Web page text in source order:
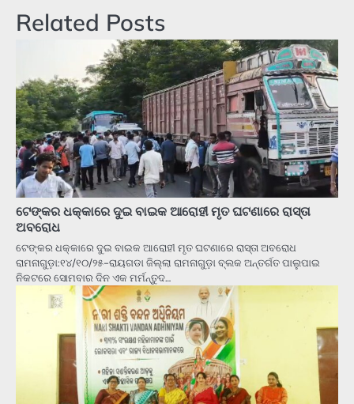
Related Posts
ଟେଙ୍କର ଧକ୍କାରେ ଦୁଇ ବାଇକ ଆରୋହୀ ମୃତ ଘଟଣାରେ ରାସ୍ତା
ଅବରୋଧ
ଟେଙ୍କର ଧକ୍କାରେ ଦୁଇ ବାଇକ ଆରୋହୀ ମୃତ ଘଟଣାରେ ରାସ୍ତା ଅବରୋଧ
ରାମନାଗୁଡ଼ା:୧୪/୧୦/୨୫-ରାୟଗଡା ଜିଲ୍ଲା ରାମନାଗୁଡ଼ା ବ୍ଲକ ଅନ୍ତର୍ଗତ ପାଲୁପାଇ
ନିକଟରେ ସୋମବାର ଦିନ ଏକ ମର୍ମନ୍ତୁଦ…